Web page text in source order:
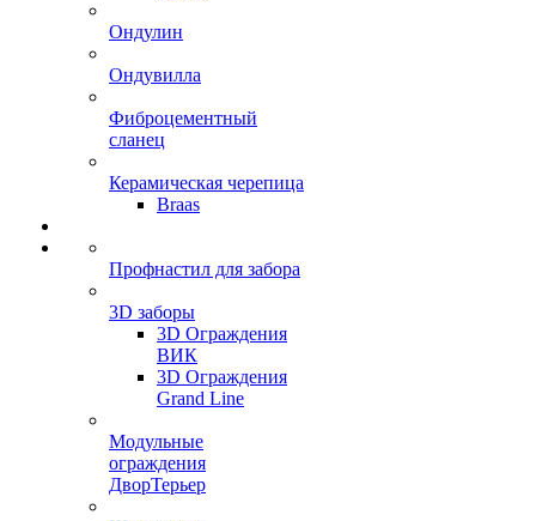
Ондулин
Ондувилла
Фиброцементный
сланец
Керамическая черепица
Braas
Профнастил для забора
3D заборы
3D Ограждения
ВИК
3D Ограждения
Grand Line
Модульные
ограждения
ДворТерьер